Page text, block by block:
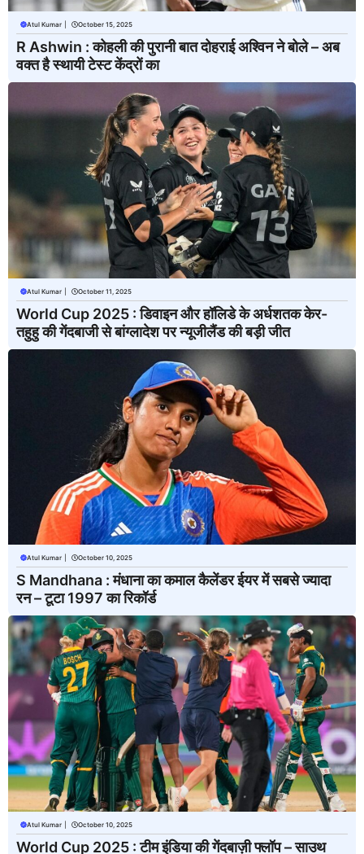
Atul Kumar October 15, 2025
R Ashwin : कोहली की पुरानी बात दोहराई अश्विन ने बोले – अब
वक्त है स्थायी टेस्ट केंद्रों का
Atul Kumar October 11, 2025
World Cup 2025 : डिवाइन और हॉलिडे के अर्धशतक केर-
तहुहु की गेंदबाजी से बांग्लादेश पर न्यूजीलैंड की बड़ी जीत
Atul Kumar October 10, 2025
S Mandhana : मंधाना का कमाल कैलेंडर ईयर में सबसे ज्यादा
रन – टूटा 1997 का रिकॉर्ड
Atul Kumar October 10, 2025
World Cup 2025 : टीम इंडिया की गेंदबाज़ी फ्लॉप – साउथ